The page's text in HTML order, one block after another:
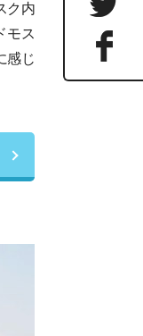
ク内
モス
感じ